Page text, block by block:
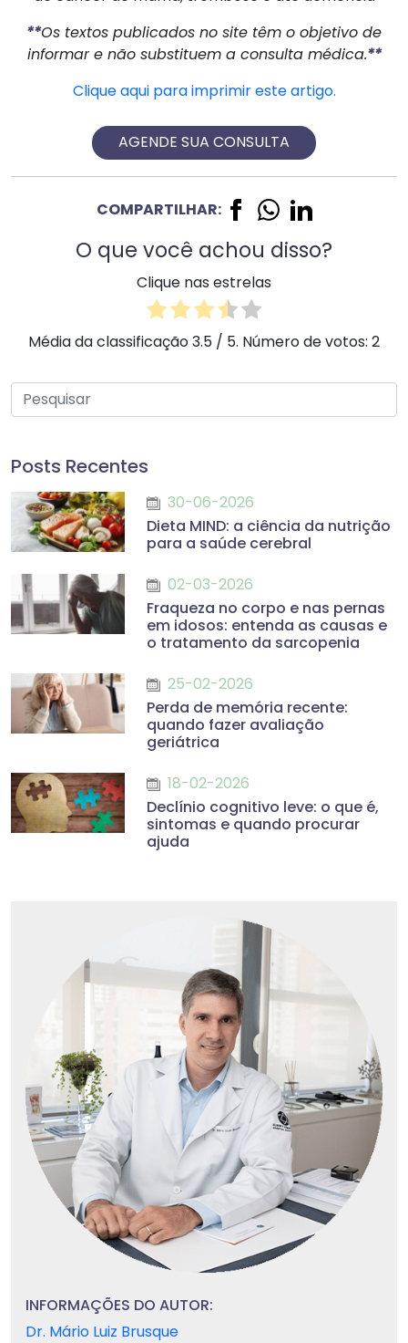
**Os textos publicados no site têm o objetivo de
informar e não substituem a consulta médica.**
Clique aqui para imprimir este artigo.
AGENDE SUA CONSULTA
COMPARTILHAR:
O que você achou disso?
Clique nas estrelas
Média da classificação3.5 / 5. Número de votos: 2
Posts Recentes
30-06-2026
Dieta MIND: a ciência da nutrição
para a saúde cerebral
02-03-2026
Fraqueza no corpo e nas pernas
em idosos: entenda as causas e
o tratamento da sarcopenia
25-02-2026
Perda de memória recente:
quando fazer avaliação
geriátrica
18-02-2026
Declínio cognitivo leve: o que é,
sintomas e quando procurar
ajuda
INFORMAÇÕES DO AUTOR:
Dr. Mário Luiz Brusque